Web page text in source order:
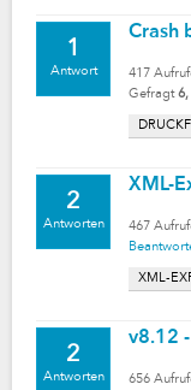
1
Antwort
Crash
417
Gefragt 6,
2
Antworten
XML-
467
XML-
2
Antworten
v8.12
656